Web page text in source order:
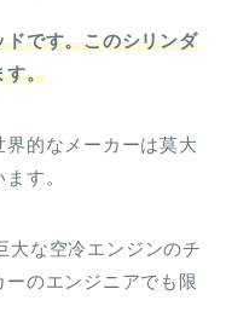
です。このシリンダ
す。
的なメーカーは莫大
す。
大な空冷エンジンのチ
ーのエンジニアでも限